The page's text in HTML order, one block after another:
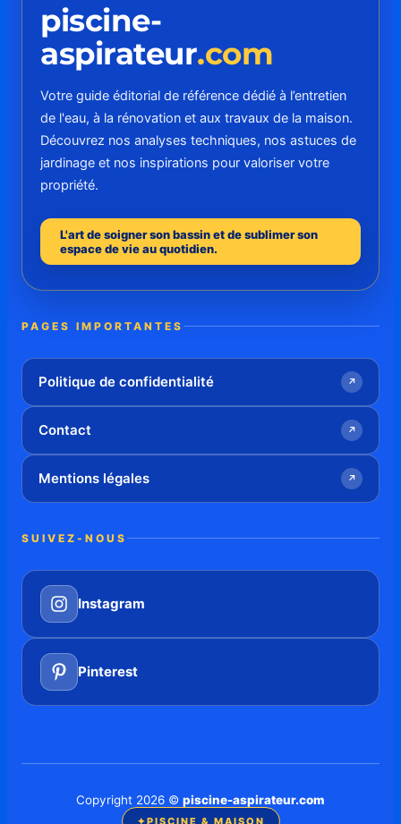
piscine-
aspirateur.com
Votre guide éditorial de référence dédié à l’entretien
de l'eau, à la rénovation et aux travaux de la maison.
Découvrez nos analyses techniques, nos astuces de
jardinage et nos inspirations pour valoriser votre
propriété.
L'art de soigner son bassin et de sublimer son
espace de vie au quotidien.
PAGES IMPORTANTES
Politique de confidentialité ↗
Contact ↗
Mentions légales ↗
SUIVEZ-NOUS
Instagram
Pinterest
Copyright 2026 © piscine-aspirateur.com
✦PISCINE & MAISON